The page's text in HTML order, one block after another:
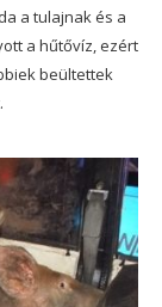
a tulajnak és a
a hűtővíz, ezért
beültettek